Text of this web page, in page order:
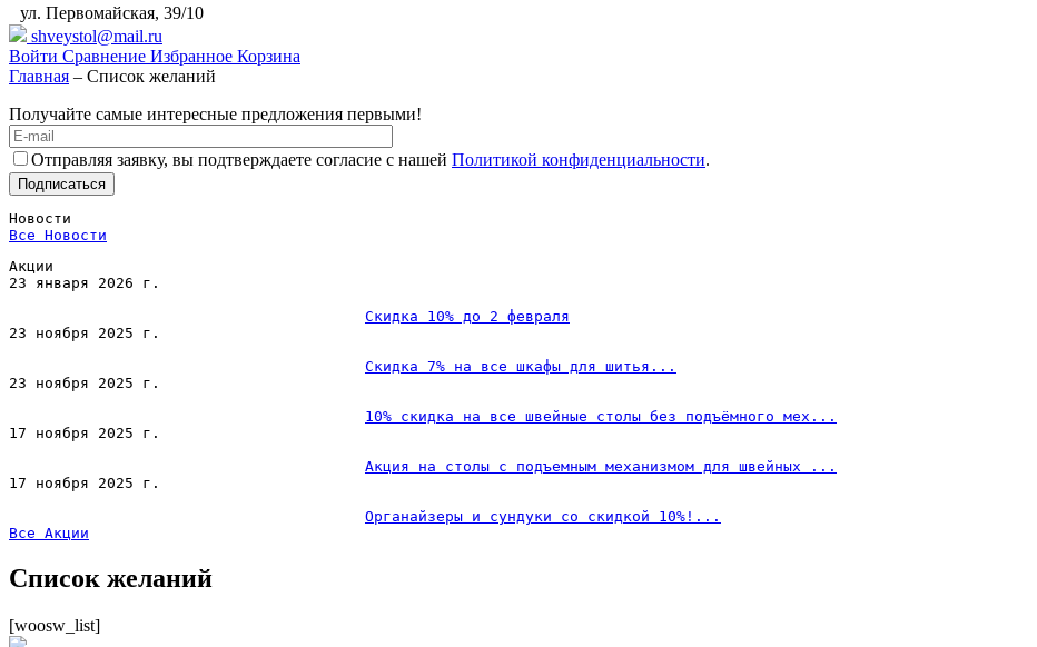
ул. Первомайская, 39/10
shveystol@mail.ru
Войти Сравнение Избранное Корзина
Главная – Список желаний
Получайте самые интересные предложения первыми!
Отправляя заявку, вы подтверждаете согласие с нашей Политикой конфиденциальности.
Please
leave
this
field
empty.
Новости
Все Новости
Акции
23 января 2026 г.
Скидка 10% до 2 февраля
23 ноября 2025 г.
Скидка 7% на все шкафы для шитья...
23 ноября 2025 г.
10% скидка на все швейные столы без подъёмного мех...
17 ноября 2025 г.
Акция на столы с подъемным механизмом для швейных ...
17 ноября 2025 г.
Органайзеры и сундуки со скидкой 10%!...
Все Акции
Список желаний
[woosw_list]